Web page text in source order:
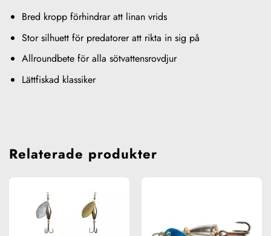
Bred kropp förhindrar att linan vrids
Stor silhuett för predatorer att rikta in sig på
Allroundbete för alla sötvattensrovdjur
Lättfiskad klassiker
Relaterade produkter